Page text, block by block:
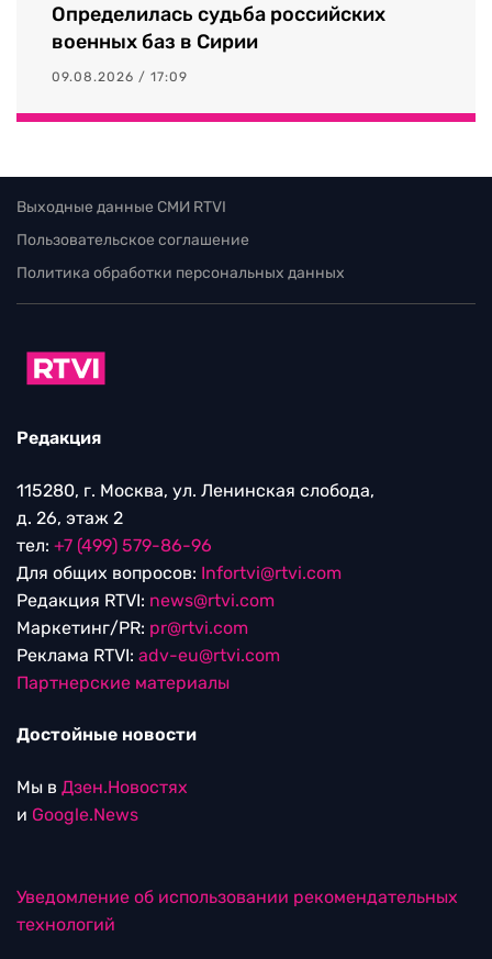
Определилась судьба российских
военных баз в Сирии
09.08.2026 / 17:09
Выходные данные СМИ RTVI
Пользовательское соглашение
Политика обработки персональных данных
Редакция
115280, г. Москва, ул. Ленинская слобода,
д. 26, этаж 2
тел: +7 (499) 579-86-96
Для общих вопросов: Infortvi@rtvi.com
Редакция RTVI: news@rtvi.com
Маркетинг/PR: pr@rtvi.com
Реклама RTVI: adv-eu@rtvi.com
Партнерские материалы
Достойные новости
Мы в Дзен.Новостях
и Google.News
Уведомление об использовании рекомендательных
технологий